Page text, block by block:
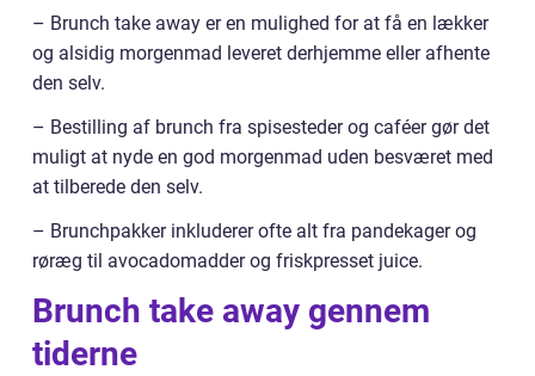
– Brunch take away er en mulighed for at få en lækker
og alsidig morgenmad leveret derhjemme eller afhente
den selv.
– Bestilling af brunch fra spisesteder og caféer gør det
muligt at nyde en god morgenmad uden besværet med
at tilberede den selv.
– Brunchpakker inkluderer ofte alt fra pandekager og
røræg til avocadomadder og friskpresset juice.
Brunch take away gennem
tiderne